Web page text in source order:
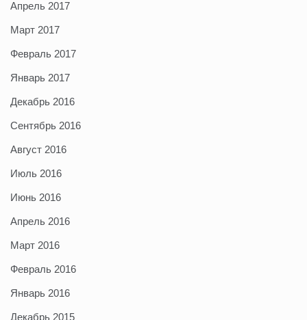
Апрель 2017
Март 2017
Февраль 2017
Январь 2017
Декабрь 2016
Сентябрь 2016
Август 2016
Июль 2016
Июнь 2016
Апрель 2016
Март 2016
Февраль 2016
Январь 2016
Декабрь 2015